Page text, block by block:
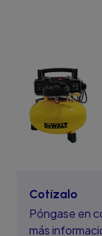
Cotízalo
Póngase en
más